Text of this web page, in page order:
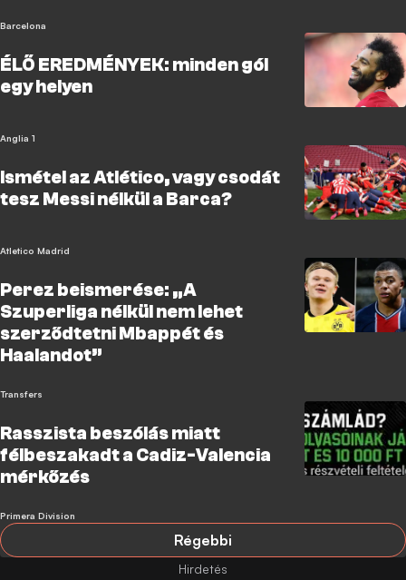
Barcelona
ÉLŐ EREDMÉNYEK: minden gól
egy helyen
Anglia 1
Ismétel az Atlético, vagy csodát
tesz Messi nélkül a Barca?
Atletico Madrid
Perez beismerése: „A
Szuperliga nélkül nem lehet
szerződtetni Mbappét és
Haalandot”
Transfers
Rasszista beszólás miatt
félbeszakadt a Cadiz-Valencia
mérkőzés
Primera Division
Régebbi